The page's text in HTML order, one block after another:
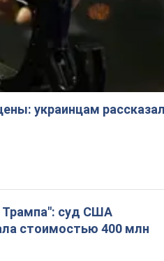
украинцам
Трампа": суд США
стоимостью 400 млн